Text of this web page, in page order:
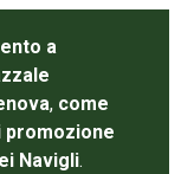
a
, come
promozione
Navigli.